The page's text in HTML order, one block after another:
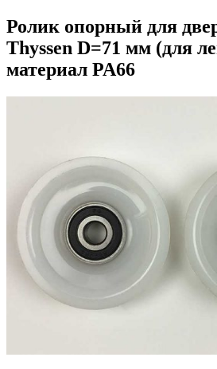
Ролик опорный для
Thyssen D=71 мм (для
материал PA66